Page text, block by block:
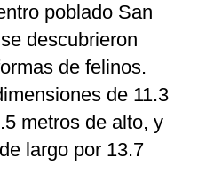
poblado San
se descubrieron
de felinos.
de 11.3
metros de alto, y
largo por 13.7